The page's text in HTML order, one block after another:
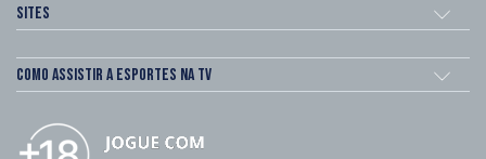
Sites
Como assistir a esportes na TV